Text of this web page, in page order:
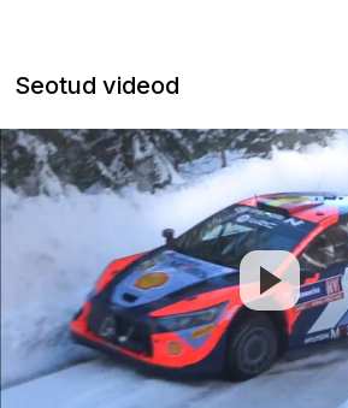
Seotud videod